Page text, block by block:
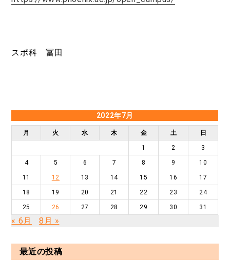
スポ科 冨田
2022年7月
月 火 水 木 金 土 日
1 2 3
4 5 6 7 8 9 10
11 12 13 14 15 16 17
18 19 20 21 22 23 24
25 26 27 28 29 30 31
« 6月 8月 »
最近の投稿